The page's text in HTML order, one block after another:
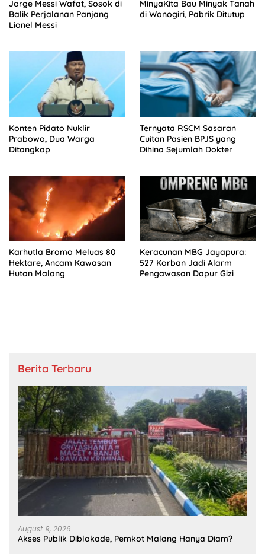
Jorge Messi Wafat, Sosok di
Balik Perjalanan Panjang
Lionel Messi
MinyaKita Bau Minyak Tanah
di Wonogiri, Pabrik Ditutup
Konten Pidato Nuklir
Prabowo, Dua Warga
Ditangkap
Ternyata RSCM Sasaran
Cuitan Pasien BPJS yang
Dihina Sejumlah Dokter
Karhutla Bromo Meluas 80
Hektare, Ancam Kawasan
Hutan Malang
Keracunan MBG Jayapura:
527 Korban Jadi Alarm
Pengawasan Dapur Gizi
Berita Terbaru
August 9, 2026
Akses Publik Diblokade, Pemkot Malang Hanya Diam?